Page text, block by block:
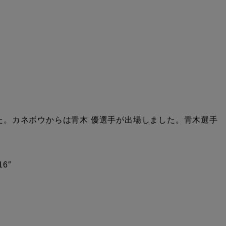
カネボウからは青木 優選手が出場しました。青木選手